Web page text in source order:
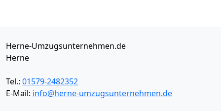
Herne-Umzugsunternehmen.de
Herne
Tel.: 01579-2482352
E-Mail: info@herne-umzugsunternehmen.de